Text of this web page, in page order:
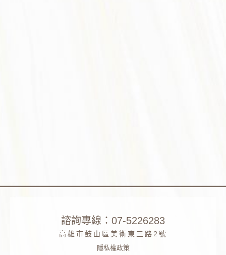
諮詢專線：07-5226283
高雄市鼓山區美術東三路2號
隱私權政策